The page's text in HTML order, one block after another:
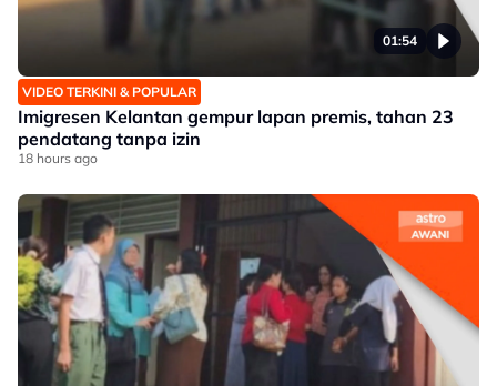
01:54
VIDEO TERKINI & POPULAR
Imigresen Kelantan gempur lapan premis, tahan 23
pendatang tanpa izin
18 hours ago